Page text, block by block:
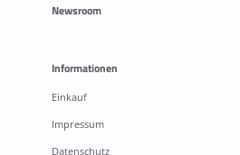
Newsroom
Informationen
Einkauf
Impressum
Datenschutz